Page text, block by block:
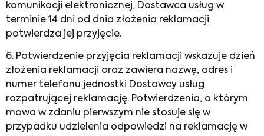
komunikacji elektronicznej, Dostawca usług w
terminie 14 dni od dnia złożenia reklamacji
potwierdza jej przyjęcie.
6. Potwierdzenie przyjęcia reklamacji wskazuje dzień
złożenia reklamacji oraz zawiera nazwę, adres i
numer telefonu jednostki Dostawcy usług
rozpatrującej reklamację. Potwierdzenia, o którym
mowa w zdaniu pierwszym nie stosuje się w
przypadku udzielenia odpowiedzi na reklamację w